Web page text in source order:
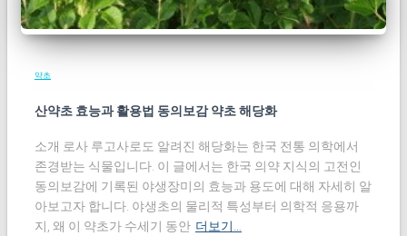
약초
산약초 효능과 활용법 동의보감 약초 해당화
소개 로사 루고사로도 알려진 해당화는 한국 전통 의학에서
존경받는 식물입니다. 이 글에서는 한국 의약 지식의 고전인
동의보감에 기록된 야생장미의 효능과 용도에 대해 자세히 알
아보고자 합니다. 야생초의 물리적 특성부터 의학적 응용까
지, 왜 이 약초가 수세기 동안 더보기…